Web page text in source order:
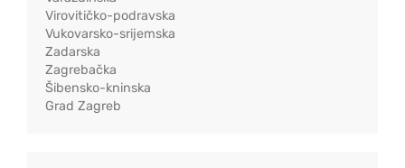
Virovitičko-podravska
Vukovarsko-srijemska
Zadarska
Zagrebačka
Šibensko-kninska
Grad Zagreb